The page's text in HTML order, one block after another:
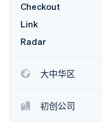
Checkout
Link
Radar
大中华区
初创公司